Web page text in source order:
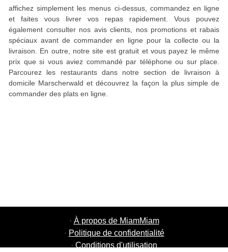
affichez simplement les menus ci-dessus, commandez en ligne
et faites vous livrer vos repas rapidement. Vous pouvez
également consulter nos avis clients, nos promotions et rabais
spéciaux avant de commander en ligne pour la collecte ou la
livraison. En outre, notre site est gratuit et vous payez le même
prix que si vous aviez commandé par téléphone ou sur place.
Parcourez les restaurants dans notre section de livraison à
domicile Marscherwald et découvrez la façon la plus simple de
commander des plats en ligne.
· À propos de MiamMiam
· Politique de confidentialité
· Conditions d'utilisation